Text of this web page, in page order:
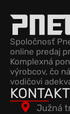
Spoločnosť
online predaj
Komplexná
výrobcov, čo
vodičovi
KONTAKT
Južná